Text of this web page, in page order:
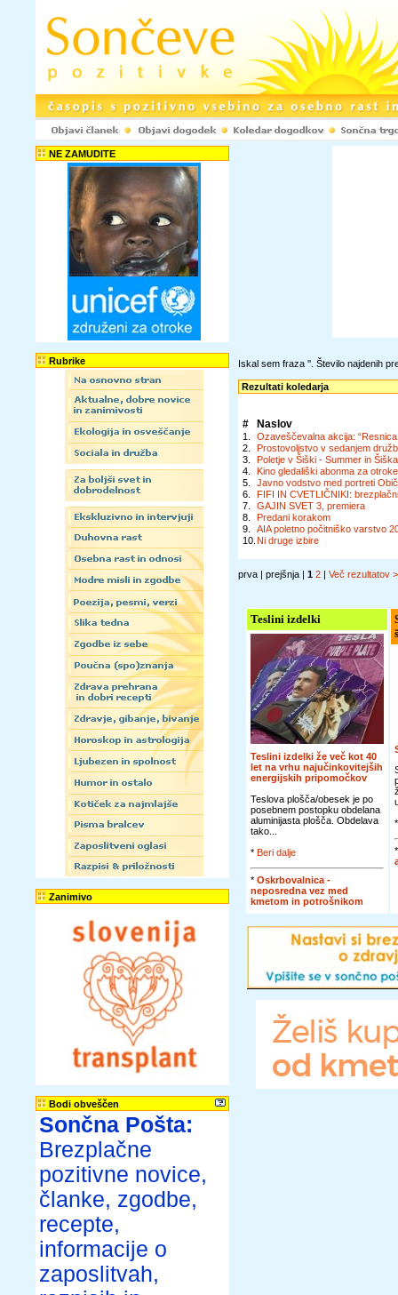
NE ZAMUDITE
Rubrike
Zanimivo
Bodi obveščen
Sončna Pošta:
Brezplačne
pozitivne novice,
članke, zgodbe,
recepte,
informacije o
zaposlitvah,
Iskal sem fraza ''. Število najdenih
Rezultati koledarja
# Naslov
1.
Ozaveščevalna akcija:
2.
Prostovoljstvo v sedanjem
3.
Poletje v Šiški - Summer in
4.
Kino gledališki abonma za
5.
Javno vodstvo med portreti
6.
FIFI IN CVETLIČNIKI:
7.
GAJIN SVET 3, premiera
8.
Predani korakom
9.
AIA poletno počitniško varstvo
10. Ni druge izbire
prva | prejšnja | 1 2 | Več rezultatov
Teslini izdelki
Teslini izdelki že več kot 40
let na vrhu najučinkovitejših
energijskih pripomočkov
Teslova plošča/obesek je po
posebnem postopku obdelana
aluminijasta plošča. Obdelava
tako...
* Beri dalje
* Oskrbovalnica -
neposredna vez med
kmetom in potrošnikom